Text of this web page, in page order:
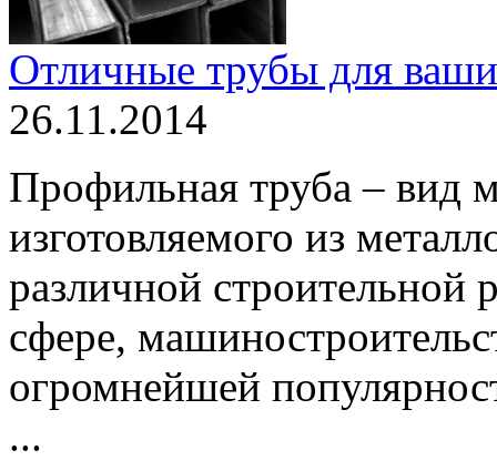
Отличные трубы для
26.11.2014
Профильная труба – вид
изготовляемого из
различной строительной
сфере,
огромнейшей
...